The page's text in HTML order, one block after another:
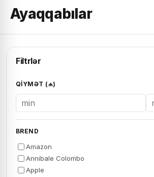
Ayaqqabılar
Filtrlər
QIYMƏT (₼)
BREND
Amazon
Annibale Colombo
Apple